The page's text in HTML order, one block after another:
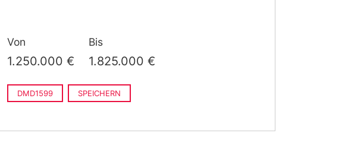
Von
1.250.000 €
Bis
1.825.000 €
DMD1599 SPEICHERN